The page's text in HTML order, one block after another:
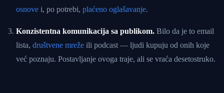
osnove i, po potrebi, plaćeno oglašavanje.
Konzistentna komunikacija sa publikom. Bilo da je to email
lista, društvene mreže ili podcast — ljudi kupuju od onih koje
već poznaju. Postavljanje ovoga traje, ali se vraća desetostruko.